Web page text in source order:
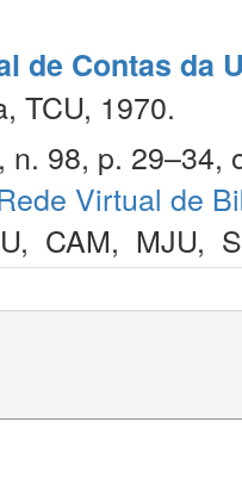
de Contas da
TCU, 1970.
98, p. 29–34,
Virtual de
, CAM, MJU,